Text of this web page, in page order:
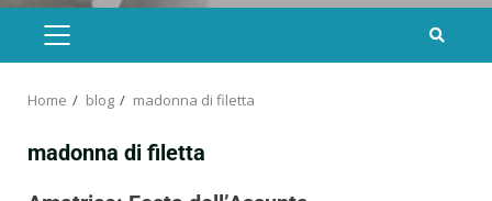
Home blog madonna di filetta
madonna di filetta